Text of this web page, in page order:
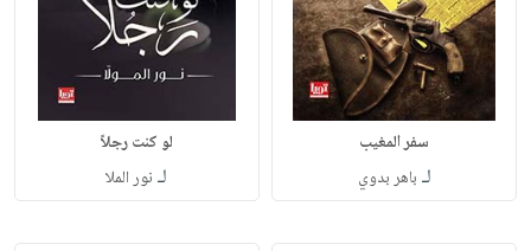
سفر المغيب
لـ باهر بدوي
لو كنت رجلاً
لـ نور الملا